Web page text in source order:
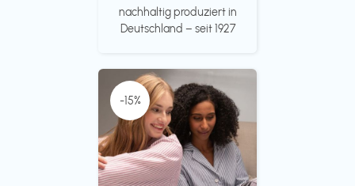
nachhaltig produziert in
Deutschland – seit 1927
-15%